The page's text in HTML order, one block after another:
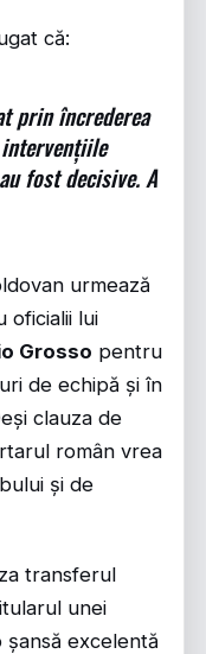
că:
prin încrederea
fost decisive. A
urmează
oficialii lui
Grosso pentru
de echipă și în
clauza de
român vrea
și de
transferul
unei
excelentă